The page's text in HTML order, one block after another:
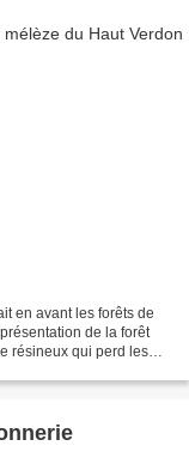
en avant les forêts de
de la forêt
résineux qui perd les